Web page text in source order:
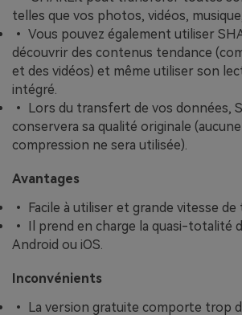
telles que vos photos, vidéos,
• Vous pouvez également utiliser
découvrir des contenus tendance
et des vidéos) et même utiliser son
intégré.
• Lors du transfert de vos données,
conservera sa qualité originale
compression ne sera utilisée).
Avantages
• Facile à utiliser et grande vitesse
• Il prend en charge la quasi-totalité
Android ou iOS.
Inconvénients
• La version gratuite comporte trop